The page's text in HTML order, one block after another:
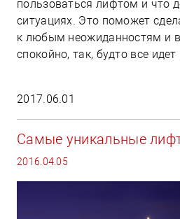
пользоваться лифтом и что
ситуациях. Это поможет
к любым неожиданностям и
спокойно, так, будто все идет
2017.06.01
Самые уникальные
2016.04.05